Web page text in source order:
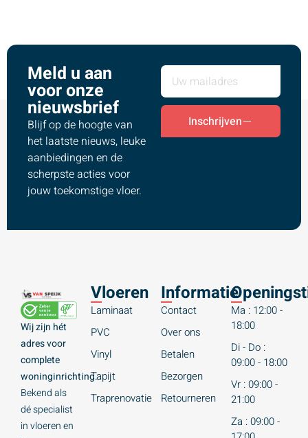
Meld u aan
voor onze
nieuwsbrief
Blijf op de hoogte van
het laatste nieuws, leuke
aanbiedingen en de
scherpste acties voor
jouw toekomstige vloer.
Inschrijven
Wij zijn hét
adres voor
complete
woninginrichting.
Bekend als
dé specialist
in vloeren en
Vloeren
Laminaat
PVC
Vinyl
Tapijt
Traprenovatie
Informatie
Contact
Over ons
Betalen
Bezorgen
Retourneren
Ma : 12:00 -
18:00
Di - Do :
09:00 - 18:00
Vr : 09:00 -
21:00
Za : 09:00 -